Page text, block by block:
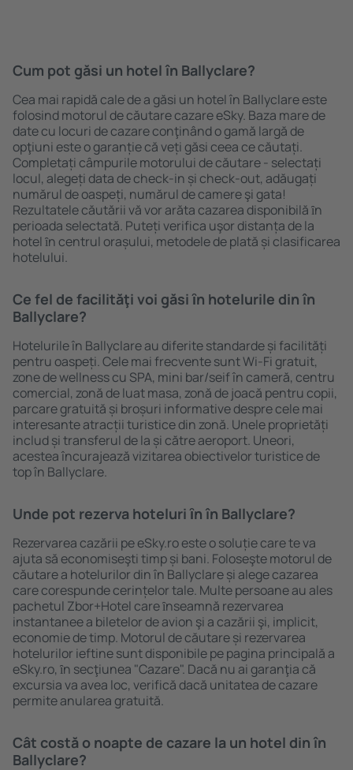
Cum pot găsi un hotel în Ballyclare?
Cea mai rapidă cale de a găsi un hotel în Ballyclare este
folosind motorul de căutare cazare eSky. Baza mare de
date cu locuri de cazare conţinând o gamă largă de
opţiuni este o garanție că veți găsi ceea ce căutați.
Completați câmpurile motorului de căutare - selectați
locul, alegeți data de check-in și check-out, adăugați
numărul de oaspeți, numărul de camere şi gata!
Rezultatele căutării vă vor arăta cazarea disponibilă ȋn
perioada selectată. Puteți verifica uşor distanța de la
hotel ȋn centrul orașului, metodele de plată și clasificarea
hotelului.
Ce fel de facilităţi voi găsi ȋn hotelurile din în
Ballyclare?
Hotelurile în Ballyclare au diferite standarde și facilități
pentru oaspeți. Cele mai frecvente sunt Wi-Fi gratuit,
zone de wellness cu SPA, mini bar/seif în cameră, centru
comercial, zonă de luat masa, zonă de joacă pentru copii,
parcare gratuită și broșuri informative despre cele mai
interesante atracții turistice din zonă. Unele proprietăți
includ și transferul de la și către aeroport. Uneori,
acestea încurajează vizitarea obiectivelor turistice de
top în Ballyclare.
Unde pot rezerva hoteluri ȋn în Ballyclare?
Rezervarea cazării pe eSky.ro este o soluție care te va
ajuta să economiseşti timp și bani. Foloseşte motorul de
căutare a hotelurilor din în Ballyclare și alege cazarea
care corespunde cerințelor tale. Multe persoane au ales
pachetul Zbor+Hotel care ȋnseamnă rezervarea
instantanee a biletelor de avion şi a cazării şi, implicit,
economie de timp. Motorul de căutare și rezervarea
hotelurilor ieftine sunt disponibile pe pagina principală a
eSky.ro, ȋn secţiunea "Cazare". Dacă nu ai garanţia că
excursia va avea loc, verifică dacă unitatea de cazare
permite anularea gratuită.
Cât costă o noapte de cazare la un hotel din în
Ballyclare?